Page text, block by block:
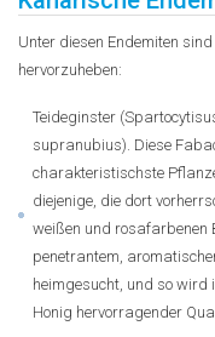
Unter diesen Endemiten sind
hervorzuheben:
Teideginster
supranubius). Diese
charakteristischste
diejenige, die dort
weißen und rosafarbenen
penetrantem,
heimgesucht, und so wird
Honig hervorragender